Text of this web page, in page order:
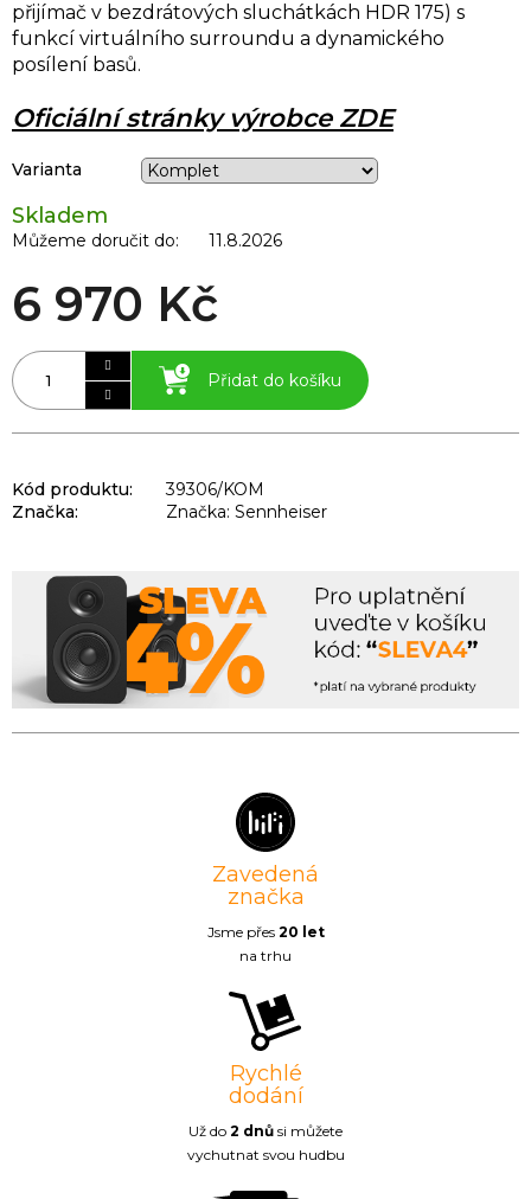
Skladem
Můžeme doručit do: 11.8.2026
6 970 Kč
Přidat do košíku
Varianta
přijímač v bezdrátových sluchátkách HDR 175) s
funkcí virtuálního surroundu a dynamického
posílení basů.
Oficiální stránky výrobce ZDE
Kód produktu:
39306/KOM
Značka:
Značka: Sennheiser
Zavedená
značka
Jsme přes 20 let
na trhu
Rychlé
dodání
Už do 2 dnů si můžete
vychutnat svou hudbu